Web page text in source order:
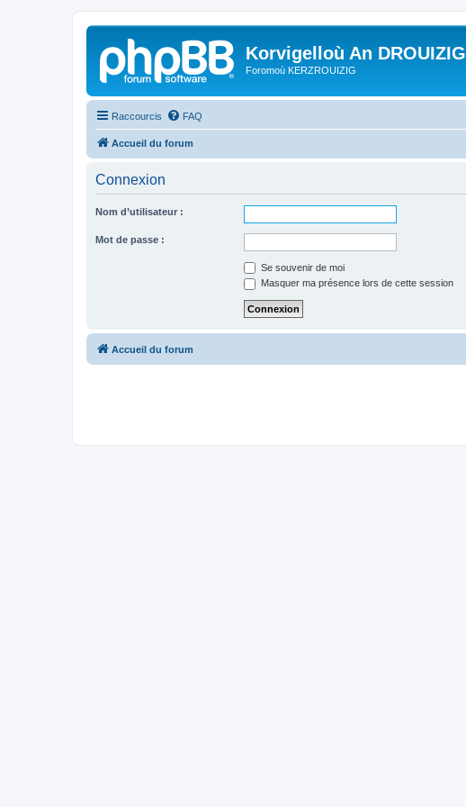
Korvigelloù An DROUIZIG
Foromoù KERZROUIZIG
Raccourcis FAQ
Accueil du forum
Connexion
Nom d’utilisateur :
Mot de passe :
Se souvenir de moi
Masquer ma présence lors de cette session
Accueil du forum